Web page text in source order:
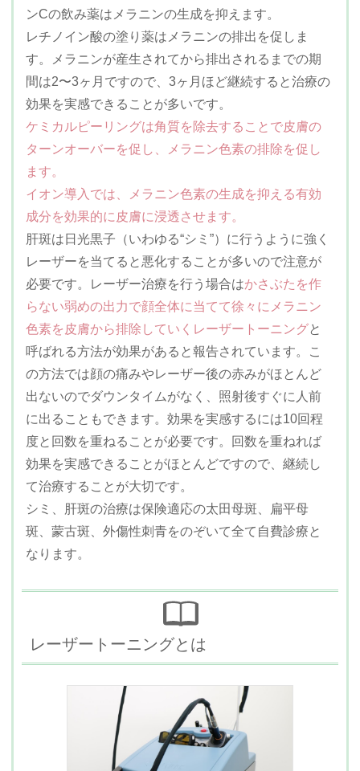
ンCの飲み薬はメラニンの生成を抑えます。
レチノイン酸の塗り薬はメラニンの排出を促しま
す。メラニンが産生されてから排出されるまでの期
間は2〜3ヶ月ですので、3ヶ月ほど継続すると治療の
効果を実感できることが多いです。
ケミカルピーリングは角質を除去することで皮膚の
ターンオーバーを促し、メラニン色素の排除を促し
ます。
イオン導入では、メラニン色素の生成を抑える有効
成分を効果的に皮膚に浸透させます。
肝斑は日光黒子（いわゆる“シミ”）に行うように強く
レーザーを当てると悪化することが多いので注意が
必要です。レーザー治療を行う場合はかさぶたを作
らない弱めの出力で顔全体に当てて徐々にメラニン
色素を皮膚から排除していくレーザートーニングと
呼ばれる方法が効果があると報告されています。こ
の方法では顔の痛みやレーザー後の赤みがほとんど
出ないのでダウンタイムがなく、照射後すぐに人前
に出ることもできます。効果を実感するには10回程
度と回数を重ねることが必要です。回数を重ねれば
効果を実感できることがほとんどですので、継続し
て治療することが大切です。
シミ、肝斑の治療は保険適応の太田母斑、扁平母
斑、蒙古斑、外傷性刺青をのぞいて全て自費診療と
なります。
レーザートーニングとは